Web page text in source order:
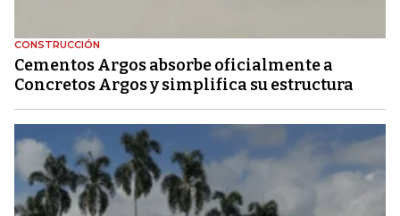
CONSTRUCCIÓN
Cementos Argos absorbe oficialmente a
Concretos Argos y simplifica su estructura